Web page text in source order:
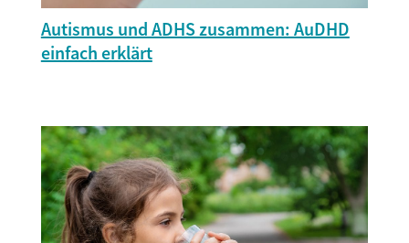
Autismus und ADHS zusammen: AuDHD
einfach erklärt